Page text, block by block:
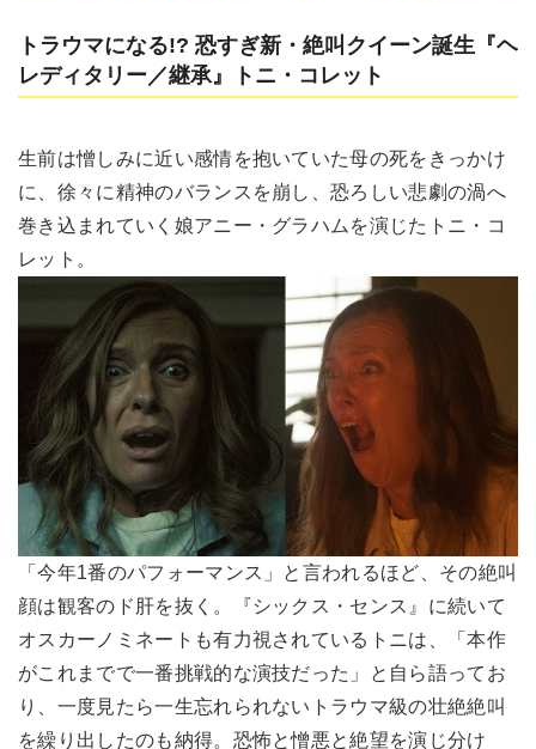
トラウマになる!? 恐すぎ新・絶叫クイーン誕生『ヘ
レディタリー／継承』トニ・コレット
生前は憎しみに近い感情を抱いていた母の死をきっかけ
に、徐々に精神のバランスを崩し、恐ろしい悲劇の渦へ
巻き込まれていく娘アニー・グラハムを演じたトニ・コ
レット。
「今年1番のパフォーマンス」と言われるほど、その絶叫
顔は観客のド肝を抜く。『シックス・センス』に続いて
オスカーノミネートも有力視されているトニは、「本作
がこれまでで一番挑戦的な演技だった」と自ら語ってお
り、一度見たら一生忘れられないトラウマ級の壮絶絶叫
を繰り出したのも納得。恐怖と憎悪と絶望を演じ分け